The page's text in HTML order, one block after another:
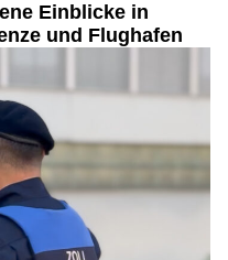
Einblicke in
und Flughafen